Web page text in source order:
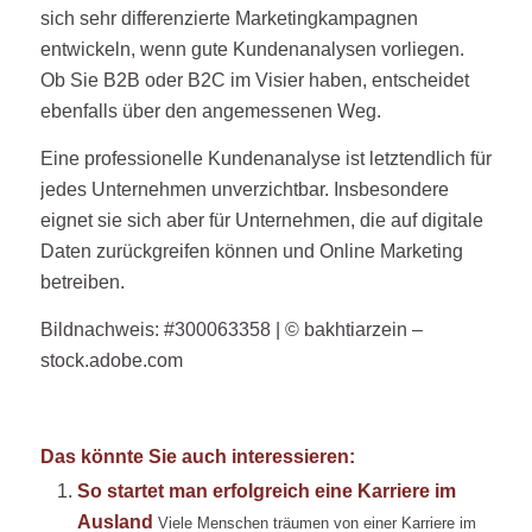
sich sehr differenzierte Marketingkampagnen
entwickeln, wenn gute Kundenanalysen vorliegen.
Ob Sie B2B oder B2C im Visier haben, entscheidet
ebenfalls über den angemessenen Weg.
Eine professionelle Kundenanalyse ist letztendlich für
jedes Unternehmen unverzichtbar. Insbesondere
eignet sie sich aber für Unternehmen, die auf digitale
Daten zurückgreifen können und Online Marketing
betreiben.
Bildnachweis: #300063358 | © bakhtiarzein –
stock.adobe.com
Das könnte Sie auch interessieren:
So startet man erfolgreich eine Karriere im
Ausland Viele Menschen träumen von einer Karriere im